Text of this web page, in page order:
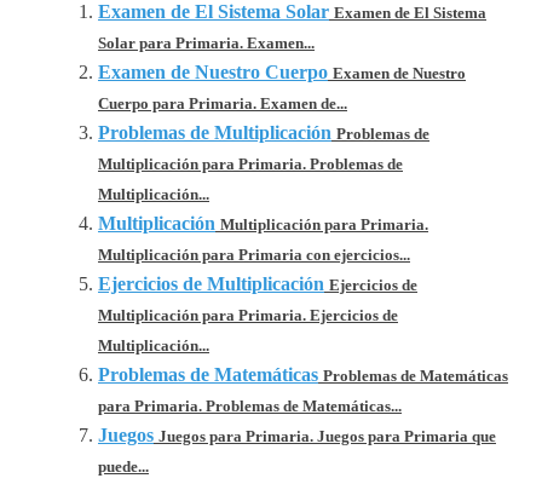
Examen de El Sistema Solar Examen de El Sistema
Solar para Primaria. Examen...
Examen de Nuestro Cuerpo Examen de Nuestro
Cuerpo para Primaria. Examen de...
Problemas de Multiplicación Problemas de
Multiplicación para Primaria. Problemas de
Multiplicación...
Multiplicación Multiplicación para Primaria.
Multiplicación para Primaria con ejercicios...
Ejercicios de Multiplicación Ejercicios de
Multiplicación para Primaria. Ejercicios de
Multiplicación...
Problemas de Matemáticas Problemas de Matemáticas
para Primaria. Problemas de Matemáticas...
Juegos Juegos para Primaria. Juegos para Primaria que
puede...